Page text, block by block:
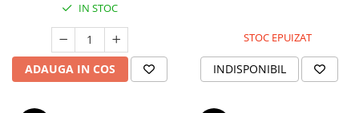
IN STOC
ADAUGA IN COS
STOC EPUIZAT
INDISPONIBIL